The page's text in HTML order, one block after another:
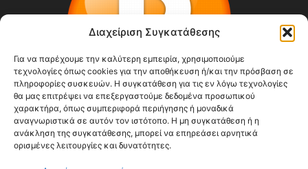
Διαχείριση Συγκατάθεσης
Για να παρέχουμε την καλύτερη εμπειρία, χρησιμοποιούμε
τεχνολογίες όπως cookies για την αποθήκευση ή/και την πρόσβαση σε
πληροφορίες συσκευών. Η συγκατάθεση για τις εν λόγω τεχνολογίες
θα μας επιτρέψει να επεξεργαστούμε δεδομένα προσωπικού
χαρακτήρα, όπως συμπεριφορά περιήγησης ή μοναδικά
αναγνωριστικά σε αυτόν τον ιστότοπο. Η μη συγκατάθεση ή η
ανάκληση της συγκατάθεσης, μπορεί να επηρεάσει αρνητικά
ορισμένες λειτουργίες και δυνατότητες.